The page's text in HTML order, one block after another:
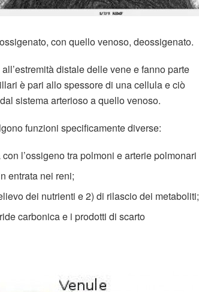
con quello venoso, deossigenato.
distale delle vene e fanno parte
è pari allo spessore di una cellula e ciò
sistema arterioso a quello venoso.
funzioni specificamente diverse:
l’ossigeno tra polmoni e arterie polmonari
entrata nei reni;
dei nutrienti e 2) di rilascio dei metaboliti;
carbonica e i prodotti di scarto